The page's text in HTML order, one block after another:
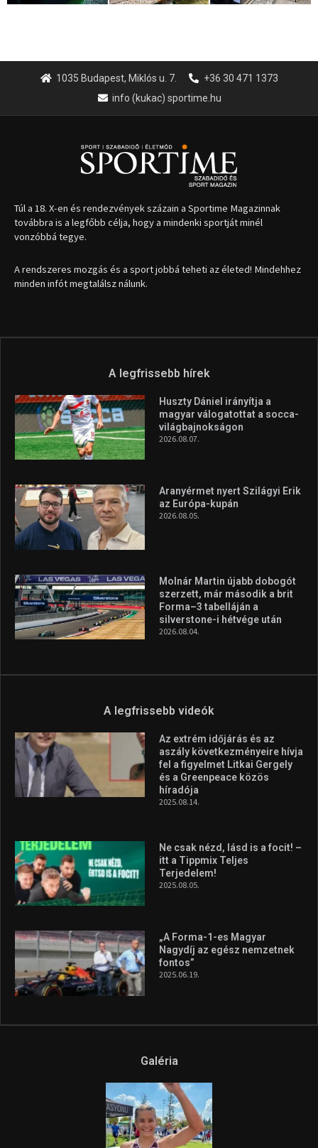
1035 Budapest, Miklós u. 7.
+36 30 471 1373
info (kukac) sportime.hu
Túl a 18. X-en és rendezvények százain a Sportime Magazinnak
továbbra is a legfőbb célja, hogy a mindenki sportját minél
vonzóbbá tegye.
A rendszeres mozgás és a sport jobbá teheti az életed! Mindehhez
minden infót megtalálsz nálunk.
A legfrissebb hírek
Huszty Dániel irányítja a
magyar válogatottat a socca-
világbajnokságon
2026.08.07.
Aranyérmet nyert Szilágyi Erik
az Európa-kupán
2026.08.05.
Molnár Martin újabb dobogót
szerzett, már második a brit
Forma–3 tabelláján a
silverstone-i hétvége után
2026.08.04.
A legfrissebb videók
Az extrém időjárás és az
aszály következményeire hívja
fel a figyelmet Litkai Gergely
és a Greenpeace közös
híradója
2025.08.14.
Ne csak nézd, lásd is a focit! –
itt a Tippmix Teljes
Terjedelem!
2025.08.05.
„A Forma-1-es Magyar
Nagydíj az egész nemzetnek
fontos”
2025.06.19.
Galéria